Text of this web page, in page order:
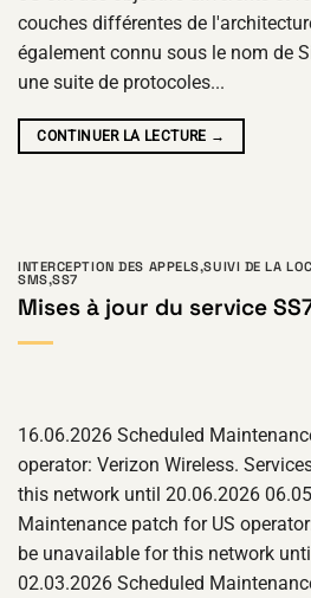
couches différentes de
également connu sous le nom de
une suite de protocoles...
CONTINUER LA LECTURE →
INTERCEPTION DES APPELS,SUIVI DE LA
SMS,SS7
Mises à jour du service
16.06.2026 Scheduled
operator: Verizon Wireless.
this network until 20.06.2026
Maintenance patch for US
be unavailable for this network
02.03.2026 Scheduled